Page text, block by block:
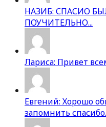
НАЗИБ: СПАСИО
ПОУЧИТЕЛЬНО...
Лариса: Привет
Евгений: Хорошо
запомнить